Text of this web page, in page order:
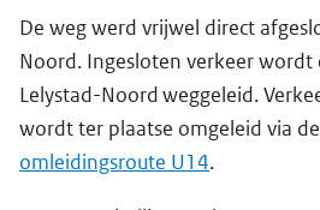
De weg werd vrijwel direct
Noord. Ingesloten verkeer
Lelystad-Noord weggeleid.
wordt ter plaatse omgeleid via
omleidingsroute U14.